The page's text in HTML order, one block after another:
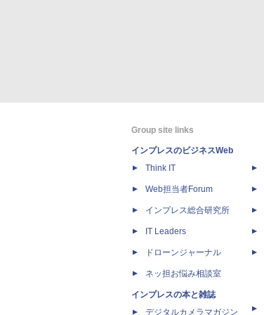
Group site links
インプレスのビジネスWeb
Think IT
Web担当者Forum
インプレス総合研究所
IT Leaders
ドローンジャーナル
ネッ担お悩み相談室
インプレスの本と雑誌
デジタルカメラマガジン